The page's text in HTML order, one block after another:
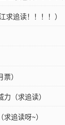
求追读！！！！）
）
（求追读）
追读呀~）